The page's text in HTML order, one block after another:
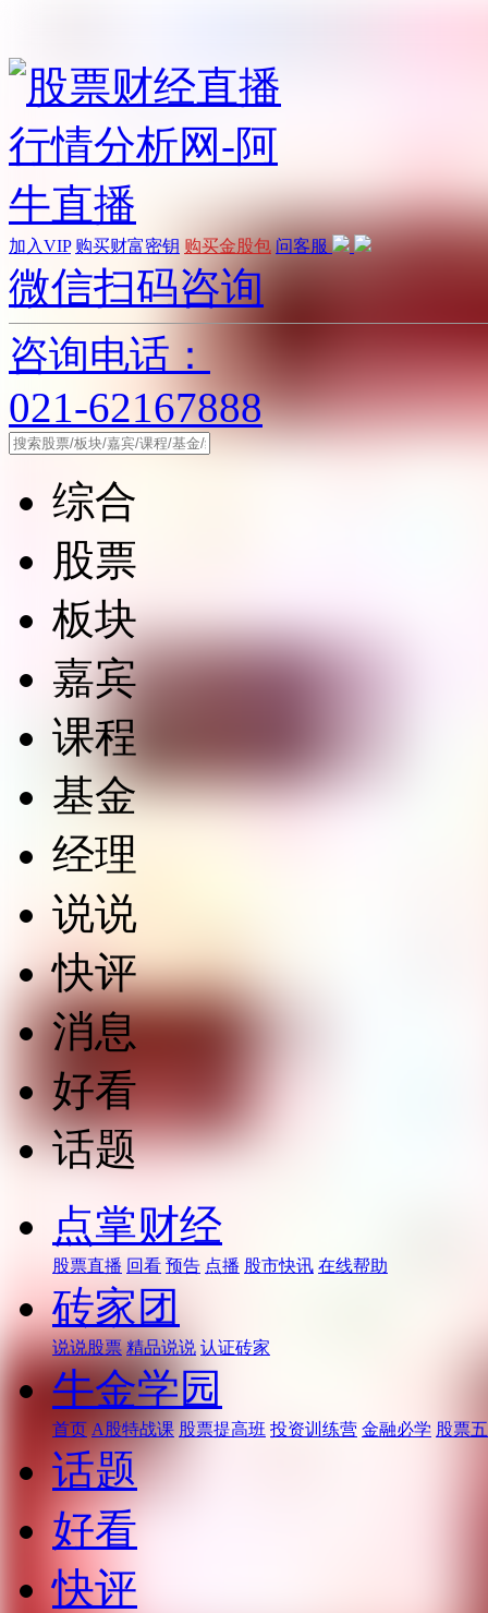
加入VIP 购买财富密钥 购买金股包 问客服
微信扫码咨询
咨询电话：
021-62167888
综合
股票
板块
嘉宾
课程
基金
经理
说说
快评
消息
好看
话题
点掌财经
股票直播 回看 预告 点播 股市快讯 在线帮助
砖家团
说说股票 精品说说 认证砖家
牛金学园
首页 A股特战课 股票提高班 投资训练营 金融必学 股票
话题
好看
快评